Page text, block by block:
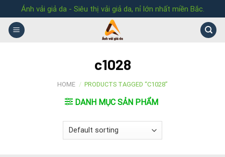
to
content
Ánh vải giả da - Siêu thị vải giả da, nỉ lớn nhất miền Bắc.
c1028
HOME / PRODUCTS TAGGED “C1028”
DANH MỤC SẢN PHẨM